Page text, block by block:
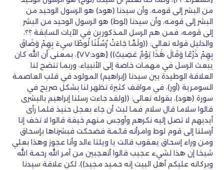
من البشر إلى قومه، وأن سيدنا (هود) هو الرسول الوحيد من
البشر إلى قومه، وأن سيدنا (لوط) هو الرسول الوحيد من البشر
إلى قومه، فمن هم الرسل المذكورين في الآيات السابقة ؟؟،
والدليل قوله تعالى: ((ولَمَّا جَاءَتْ رُسُلُنَا لُوطًا سِيءَ بِهِمْ وَضَاقَ
بِهِمْ ذَرْعًا وَقَالَ هَٰذَا يَوْمٌ عَصِيبٌ)) {هود:٧٧}، بمعنى أن الله كان
يبعث الرسل في مهمات خاصة إلى الأنبياء، وربما تتضح لنا
العلاقة الوطيدة بين سيدنا (إبراهيم) المولود في قلب العاصمة
السومرية (أور)، في مواقف كثيرة تظهر لنا بشكل صريح في
سورة (هود)، بقوله تعالى: ((ولقد جاءت رسلنا إبراهيم بالبشرى
قالوا سلاما قال سلام فما لبث أن جاء بعجل حنيذ فلما رأى
أيديهم لا تصل إليه نكرهم وأوجس منهم خيفة قالوا لا تخف إنا
أرسلنا إلى قوم لوط وامرأته قائمة فضحكت فبشرناها بإسحاق
ومن وراء إسحاق يعقوب قالت يا ويلتا ءالد وأنا عجوز وهذا بعلي
شيخا إن هذا لشيء عجيب قالوا أتعجبين من أمر الله رحمة الله
وبركاته عليكم أهل البيت إنه حميد مجيد))، لكن علاقة سيدنا